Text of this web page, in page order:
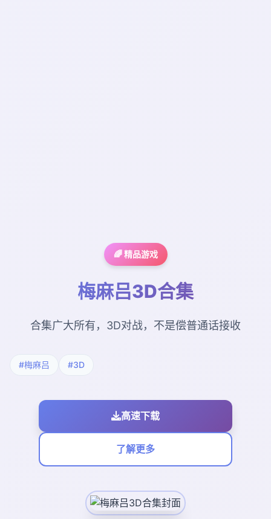
🌈 精品游戏
梅麻吕3D合集
合集广大所有，3D对战，不是偿普通话接收
#梅麻吕 #3D
高速下载
了解更多